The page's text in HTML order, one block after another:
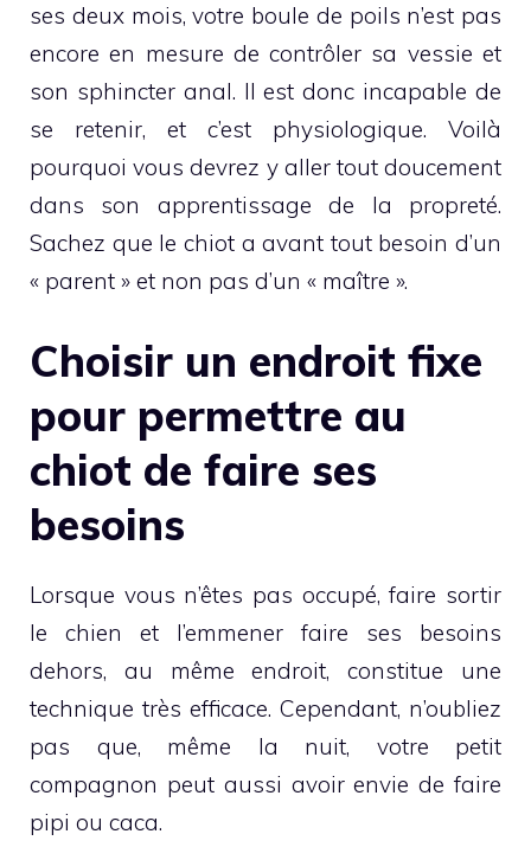
ses deux mois, votre boule de poils n’est pas
encore en mesure de contrôler sa vessie et
son sphincter anal. Il est donc incapable de
se retenir, et c’est physiologique. Voilà
pourquoi vous devrez y aller tout doucement
dans son apprentissage de la propreté.
Sachez que le chiot a avant tout besoin d’un
« parent » et non pas d’un « maître ».
Choisir un endroit fixe
pour permettre au
chiot de faire ses
besoins
Lorsque vous n’êtes pas occupé, faire sortir
le chien et l’emmener faire ses besoins
dehors, au même endroit, constitue une
technique très efficace. Cependant, n’oubliez
pas que, même la nuit, votre petit
compagnon peut aussi avoir envie de faire
pipi ou caca.